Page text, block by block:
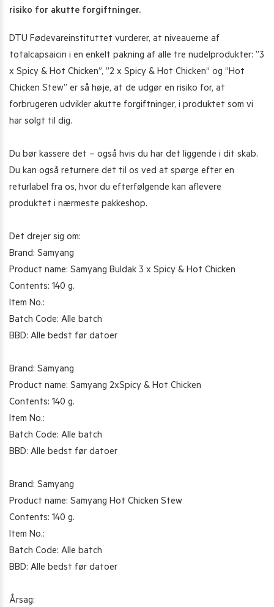
risiko for akutte forgiftninger.
DTU Fødevareinstituttet vurderer, at niveauerne af
totalcapsaicin i en enkelt pakning af alle tre nudelprodukter: ”3
x Spicy & Hot Chicken”, ”2 x Spicy & Hot Chicken” og ”Hot
Chicken Stew” er så høje, at de udgør en risiko for, at
forbrugeren udvikler akutte forgiftninger, i produktet som vi
har solgt til dig.
Du bør kassere det – også hvis du har det liggende i dit skab.
Du kan også returnere det til os ved at spørge efter en
returlabel fra os, hvor du efterfølgende kan aflevere
produktet i nærmeste pakkeshop.
Det drejer sig om:
Brand: Samyang
Product name: Samyang Buldak 3 x Spicy & Hot Chicken
Contents: 140 g.
Item No.:
Batch Code: Alle batch
BBD: Alle bedst før datoer
Brand: Samyang
Product name: Samyang 2xSpicy & Hot Chicken
Contents: 140 g.
Item No.:
Batch Code: Alle batch
BBD: Alle bedst før datoer
Brand: Samyang
Product name: Samyang Hot Chicken Stew
Contents: 140 g.
Item No.:
Batch Code: Alle batch
BBD: Alle bedst før datoer
Årsag: